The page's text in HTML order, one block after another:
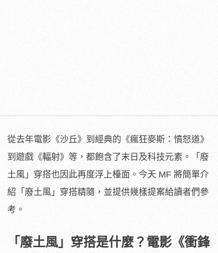
從去年電影《沙丘》到經典的《瘋狂麥斯：憤怒道》
到遊戲《輻射》等，都飽含了末日及科技元素。「廢
土風」穿搭也因此再度浮上檯面。今天 MF 將簡單介
紹「廢土風」穿搭精隨，並提供幾樣提案給讀者們參
考。
「廢土風」穿搭是什麼？電影《衝鋒